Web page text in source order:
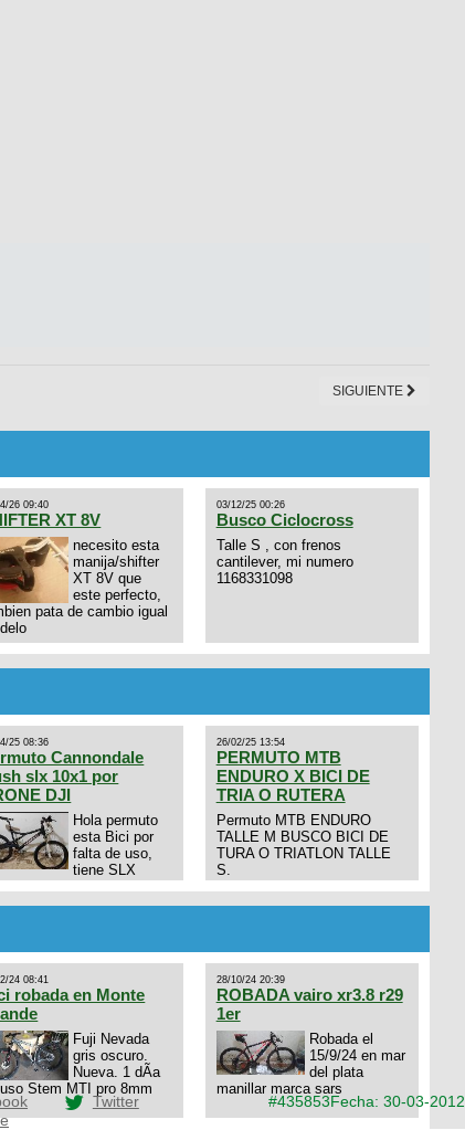
Twitter
#435853Fecha: 30-03-2012
SIGUIENTE
26 09:40
XT 8V
necesito esta
manija/shifter
XT 8V que
este perfecto,
pata de cambio igual
03/12/25 00:26
Busco Ciclocross
Talle S , con frenos
cantilever, mi numero
1168331098
25 08:36
Cannondale
slx 10x1 por
DJI
Hola permuto
esta Bici por
falta de uso,
tiene SLX
Axon tope de gama
drone de la marca Dji, les
3434568861 saludos
26/02/25 13:54
PERMUTO MTB
ENDURO X BICI DE
TRIA O RUTERA
Permuto MTB ENDURO
TALLE M BUSCO BICI DE
TURA O TRIATLON TALLE
S.
24 08:41
robada en Monte
Fuji Nevada
gris oscuro.
Nueva. 1 dÃ­a
Stem MTI pro 8mm
28/10/24 20:39
ROBADA vairo xr3.8 r29
1er
Robada el
15/9/24 en mar
del plata
manillar marca sars